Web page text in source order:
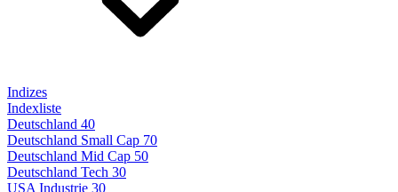
Indizes
Indexliste
Deutschland 40
Deutschland Small Cap 70
Deutschland Mid Cap 50
Deutschland Tech 30
USA Industrie 30